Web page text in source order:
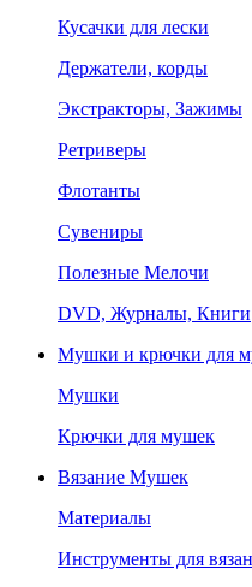
Кусачки для лески
Держатели, корды
Экстракторы, Зажимы
Ретриверы
Флотанты
Сувениры
Полезные Мелочи
DVD, Журналы, Книги
Мушки и крючки для
Мушки
Крючки для мушек
Вязание Мушек
Материалы
Инструменты для